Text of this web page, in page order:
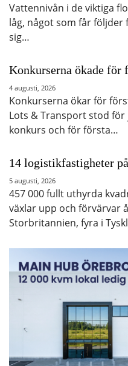
Vattennivån i de viktiga
låg, något som får
sig…
Konkurserna ökade för
4 augusti, 2026
Konkurserna ökar för
Lots & Transport stod
konkurs och för första…
14 logistikfastigheter
5 augusti, 2026
457 000 fullt uthyrda
växlar upp och förvärvar
Storbritannien, fyra i